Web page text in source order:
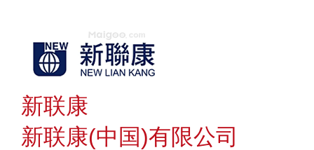
新联康
新联康(中国)有限公司